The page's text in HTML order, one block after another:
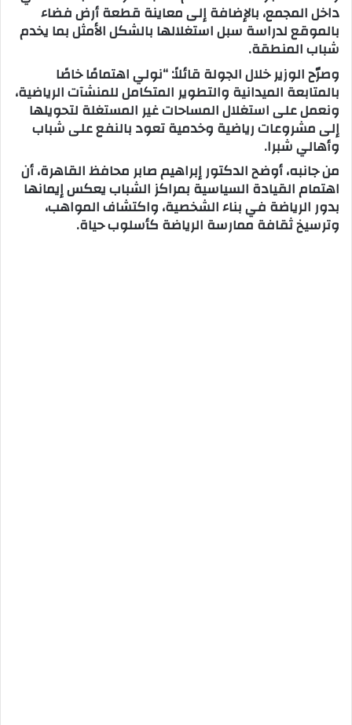
داخل المجمع، بالإضافة إلى معاينة قطعة أرض فضاء
بالموقع لدراسة سبل استغلالها بالشكل الأمثل بما يخدم
شباب المنطقة.
وصرّح الوزير خلال الجولة قائلاً: “نولي اهتمامًا خاصًا
بالمتابعة الميدانية والتطوير المتكامل للمنشآت الرياضية،
ونعمل على استغلال المساحات غير المستغلة لتحويلها
إلى مشروعات رياضية وخدمية تعود بالنفع على شباب
وأهالي شبرا.
من جانبه، أوضح الدكتور إبراهيم صابر محافظ القاهرة، أن
اهتمام القيادة السياسية بمراكز الشباب يعكس إيمانها
بدور الرياضة في بناء الشخصية، واكتشاف المواهب،
وترسيخ ثقافة ممارسة الرياضة كأسلوب حياة.